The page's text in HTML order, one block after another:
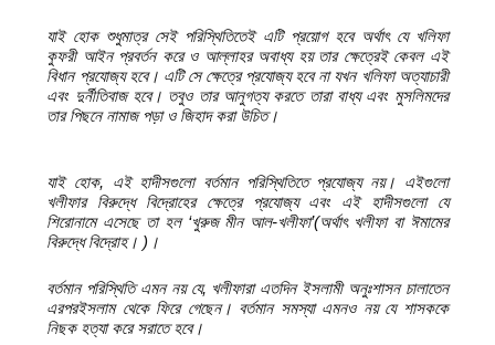
যাই হোক শুধুমাত্র সেই পরিস্থিতিতেই এটি প্রয়োগ হবে অর্থাৎ যে খলিফা
কুফরী আইন প্রবর্তন করে ও আল্লাহর অবাধ্য হয় তার ক্ষেত্রেই কেবল এই
বিধান প্রযোজ্য হবে। এটি সেক্ষেত্রে প্রযোজ্য হবে না যখন খলিফা অত্যাচারী
এবং দুর্নীতিবাজ হবে। তবুও তার আনুগত্য করতে তারা বাধ্য এবং মুসলিমদের
তার পিছনে নামাজ পড়া ও জিহাদকরা উচিত।
যাই হোক, এই হাদীসগুলো বর্তমান পরিস্থিতিতে প্রযোজ্য নয়। এইগুলো
খলীফার বিরুদ্ধে বিদ্রোহের ক্ষেত্রে প্রযোজ্য এবং এই হাদীসগুলো যে
শিরোনামে এসেছে তা হল ‘খুরুজ মীন আল-খলীফা’(অর্থাৎ খলীফা বা ঈমামের
বিরুদ্ধে বিদ্রোহ। )।
বর্তমান পরিস্থিতি এমন নয় যে, খলীফারা এতদিন ইসলামী অনুঃশাসন চালাতেন
এরপরইসলাম থেকে ফিরে গেছেন। বর্তমান সমস্যা এমনও নয় যে শাসককে
নিছক হত্যাকরে সরাতে হবে।